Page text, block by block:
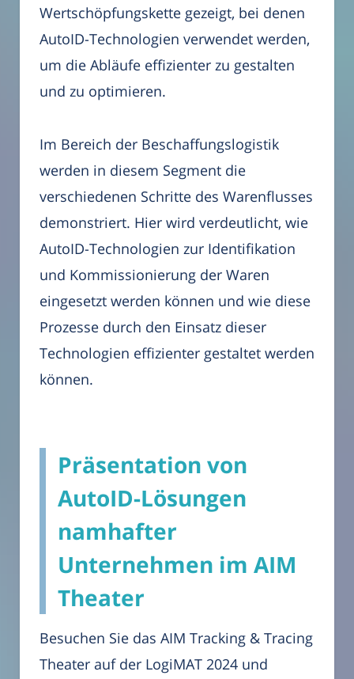
Wertschöpfungskette gezeigt, bei denen
AutoID-Technologien verwendet werden,
um die Abläufe effizienter zu gestalten
und zu optimieren.
Im Bereich der Beschaffungslogistik
werden in diesem Segment die
verschiedenen Schritte des Warenflusses
demonstriert. Hier wird verdeutlicht, wie
AutoID-Technologien zur Identifikation
und Kommissionierung der Waren
eingesetzt werden können und wie diese
Prozesse durch den Einsatz dieser
Technologien effizienter gestaltet werden
können.
Präsentation von
AutoID-Lösungen
namhafter
Unternehmen im AIM
Theater
Besuchen Sie das AIM Tracking & Tracing
Theater auf der LogiMAT 2024 und